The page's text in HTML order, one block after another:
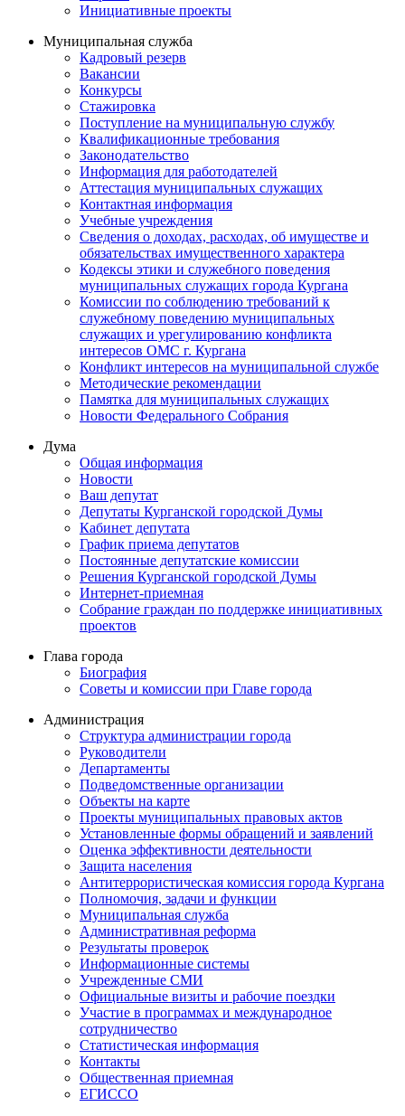
Инициативные проекты
Муниципальная служба
Кадровый резерв
Вакансии
Конкурсы
Стажировка
Поступление на муниципальную службу
Квалификационные требования
Законодательство
Информация для работодателей
Аттестация муниципальных служащих
Контактная информация
Учебные учреждения
Сведения о доходах, расходах, об имуществе и
обязательствах имущественного характера
Кодексы этики и служебного поведения
муниципальных служащих города Кургана
Комиссии по соблюдению требований к
служебному поведению муниципальных
служащих и урегулированию конфликта
интересов ОМС г. Кургана
Конфликт интересов на муниципальной службе
Методические рекомендации
Памятка для муниципальных служащих
Новости Федерального Cобрания
Дума
Общая информация
Новости
Ваш депутат
Депутаты Курганской городской Думы
Кабинет депутата
График приема депутатов
Постоянные депутатские комиссии
Решения Курганской городской Думы
Интернет-приемная
Собрание граждан по поддержке инициативных
проектов
Глава города
Биография
Советы и комиссии при Главе города
Администрация
Структура администрации города
Руководители
Департаменты
Подведомственные организации
Объекты на карте
Проекты муниципальных правовых актов
Установленные формы обращений и заявлений
Оценка эффективности деятельности
Защита населения
Антитеррористическая комиссия города Кургана
Полномочия, задачи и функции
Муниципальная служба
Административная реформа
Результаты проверок
Информационные системы
Учрежденные СМИ
Официальные визиты и рабочие поездки
Участие в программах и международное
сотрудничество
Статистическая информация
Контакты
Общественная приемная
ЕГИССО